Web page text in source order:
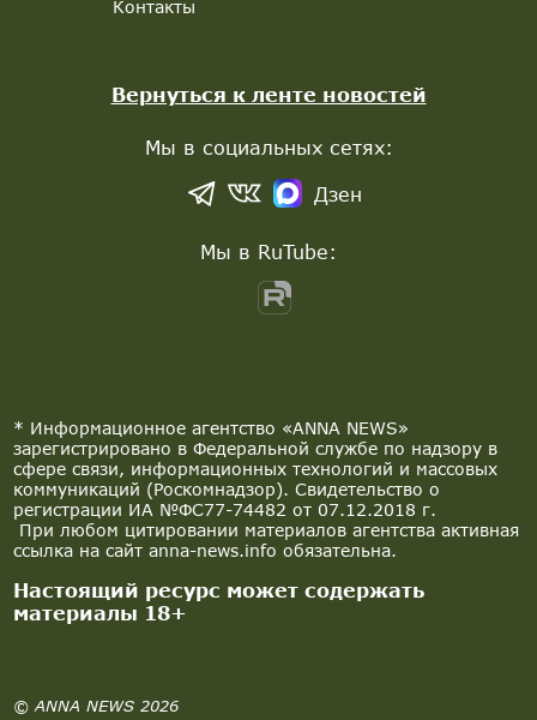
* Информационное агентство «ANNA NEWS»
зарегистрировано в Федеральной службе по надзору в
сфере связи, информационных технологий и массовых
коммуникаций (Роскомнадзор). Свидетельство о
регистрации ИА №ФС77-74482 от 07.12.2018 г.
При любом цитировании материалов агентства активная
ссылка на сайт anna-news.info обязательна.
Настоящий ресурс может содержать
материалы 18+
© ANNA NEWS 2026
Контакты
Вернуться к ленте новостей
Мы в социальных сетях:
Дзен
Мы в RuTube: